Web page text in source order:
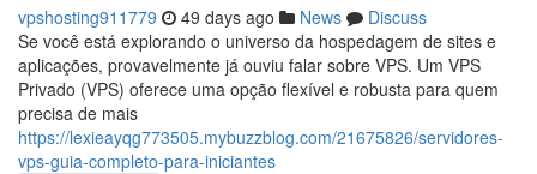
vpshosting911779 49 days ago News
Discuss
Se você está explorando o universo da hospedagem de sites e
aplicações, provavelmente já ouviu falar sobre VPS. Um VPS
Privado (VPS) oferece uma opção flexível e robusta para quem
precisa de mais
https://lexieayqg773505.mybuzzblog.com/21675826/servidores-
vps-guia-completo-para-iniciantes